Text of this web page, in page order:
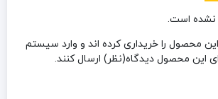
نشده است.
محصول را خریداری کرده اند و وارد سیستم
این محصول دیدگاه(نظر) ارسال کنند.